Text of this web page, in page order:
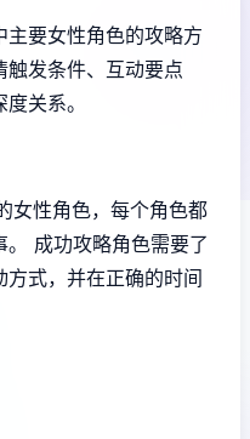
要女性角色的攻略方
发条件、互动要点
关系。
女性角色，每个角色都
成功攻略角色需要了
式，并在正确的时间